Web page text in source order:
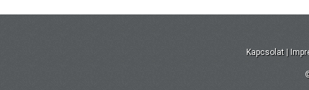
Kapcsolat |